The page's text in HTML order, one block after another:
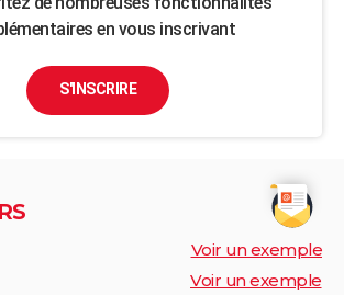
en vous inscrivant
S'INSCRIRE
Voir un exemple
Voir un exemple